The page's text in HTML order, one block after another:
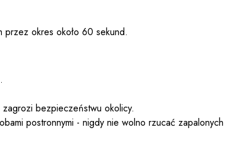
przez okres około 60 sekund.
bezpieczeństwu okolicy.
postronnymi - nigdy nie wolno rzucać zapalonych